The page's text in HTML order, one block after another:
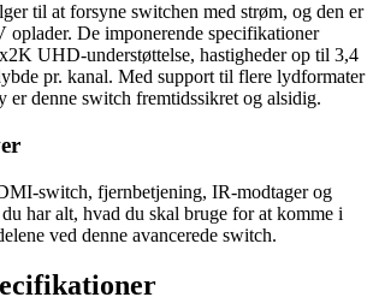
til at forsyne switchen med strøm, og den er
oplader. De imponerende specifikationer
UHD-understøttelse, hastigheder op til 3,4
pr. kanal. Med support til flere lydformater
denne switch fremtidssikret og alsidig.
switch, fjernbetjening, IR-modtager og
har alt, hvad du skal bruge for at komme i
ved denne avancerede switch.